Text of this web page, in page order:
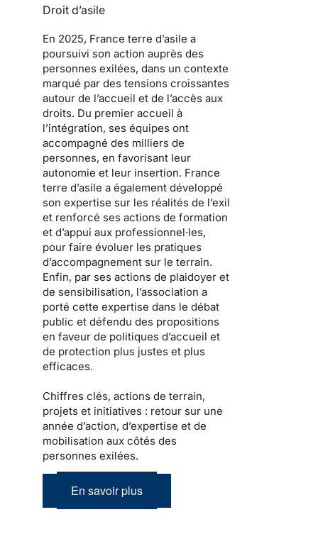
Droit d’asile
En 2025, France terre d’asile a
poursuivi son action auprès des
personnes exilées, dans un contexte
marqué par des tensions croissantes
autour de l’accueil et de l’accès aux
droits. Du premier accueil à
l’intégration, ses équipes ont
accompagné des milliers de
personnes, en favorisant leur
autonomie et leur insertion. France
terre d’asile a également développé
son expertise sur les réalités de l’exil
et renforcé ses actions de formation
et d’appui aux professionnel·les,
pour faire évoluer les pratiques
d’accompagnement sur le terrain.
Enfin, par ses actions de plaidoyer et
de sensibilisation, l’association a
porté cette expertise dans le débat
public et défendu des propositions
en faveur de politiques d’accueil et
de protection plus justes et plus
efficaces.
Chiffres clés, actions de terrain,
projets et initiatives : retour sur une
année d’action, d’expertise et de
mobilisation aux côtés des
personnes exilées.
En savoir plus